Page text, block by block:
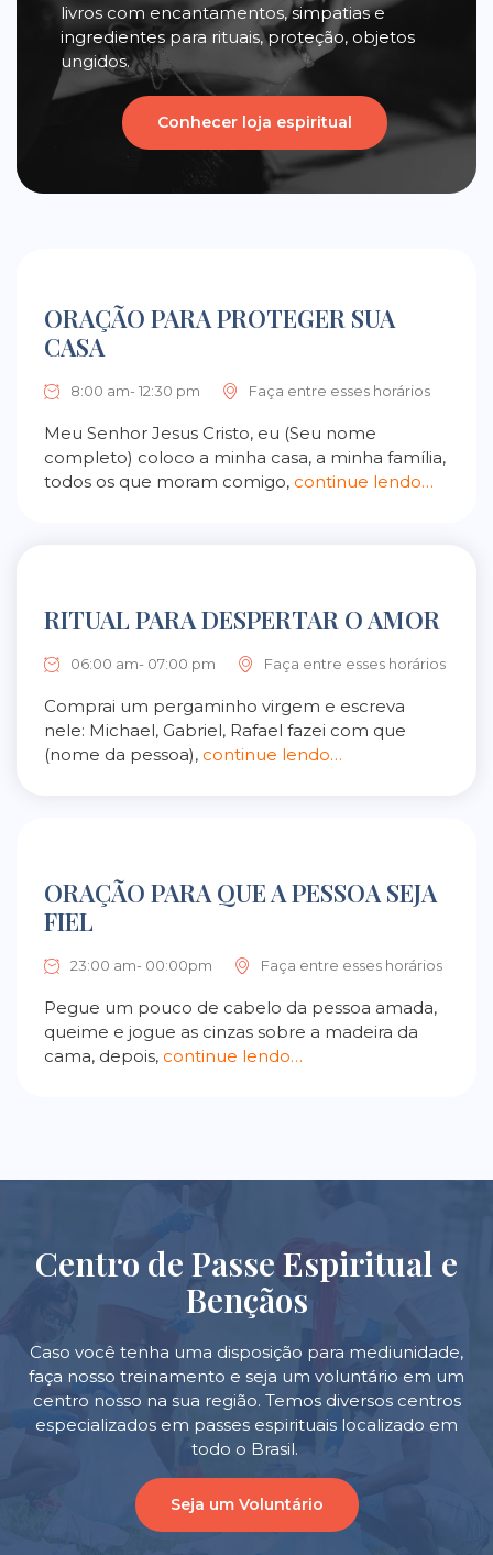
livros com encantamentos, simpatias e
ingredientes para rituais, proteção, objetos
ungidos.
Conhecer loja espiritual
ORAÇÃO PARA PROTEGER SUA
CASA
8:00 am- 12:30 pm Faça entre esses horários
Meu Senhor Jesus Cristo, eu (Seu nome
completo) coloco a minha casa, a minha família,
todos os que moram comigo, continue lendo…
RITUAL PARA DESPERTAR O AMOR
06:00 am- 07:00 pm Faça entre esses horários
Comprai um pergaminho virgem e escreva
nele: Michael, Gabriel, Rafael fazei com que
(nome da pessoa), continue lendo…
ORAÇÃO PARA QUE A PESSOA SEJA
FIEL
23:00 am- 00:00pm Faça entre esses horários
Pegue um pouco de cabelo da pessoa amada,
queime e jogue as cinzas sobre a madeira da
cama, depois, continue lendo…
Centro de Passe Espiritual e
Bençãos
Caso você tenha uma disposição para mediunidade,
faça nosso treinamento e seja um voluntário em um
centro nosso na sua região. Temos diversos centros
especializados em passes espirituais localizado em
todo o Brasil.
Seja um Voluntário